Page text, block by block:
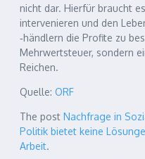
nicht dar. Hierfür braucht
intervenieren und den
‑händlern die Profite zu
Mehrwertsteuer, sondern
Reichen.
Quelle: ORF
The post Nachfrage in
Politik bietet keine
Arbeit.